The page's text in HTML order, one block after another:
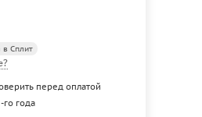
в Сплит
перед оплатой
го года